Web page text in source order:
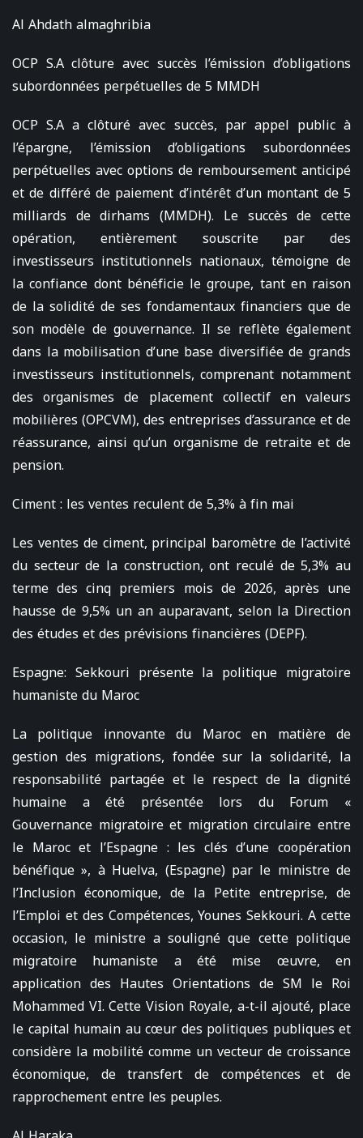
Al Ahdath almaghribia
OCP S.A clôture avec succès l’émission d’obligations
subordonnées perpétuelles de 5 MMDH
OCP S.A a clôturé avec succès, par appel public à
l’épargne, l’émission d’obligations subordonnées
perpétuelles avec options de remboursement anticipé
et de différé de paiement d’intérêt d’un montant de 5
milliards de dirhams (MMDH). Le succès de cette
opération, entièrement souscrite par des
investisseurs institutionnels nationaux, témoigne de
la confiance dont bénéficie le groupe, tant en raison
de la solidité de ses fondamentaux financiers que de
son modèle de gouvernance. Il se reflète également
dans la mobilisation d’une base diversifiée de grands
investisseurs institutionnels, comprenant notamment
des organismes de placement collectif en valeurs
mobilières (OPCVM), des entreprises d’assurance et de
réassurance, ainsi qu’un organisme de retraite et de
pension.
Ciment : les ventes reculent de 5,3% à fin mai
Les ventes de ciment, principal baromètre de l’activité
du secteur de la construction, ont reculé de 5,3% au
terme des cinq premiers mois de 2026, après une
hausse de 9,5% un an auparavant, selon la Direction
des études et des prévisions financières (DEPF).
Espagne: Sekkouri présente la politique migratoire
humaniste du Maroc
La politique innovante du Maroc en matière de
gestion des migrations, fondée sur la solidarité, la
responsabilité partagée et le respect de la dignité
humaine a été présentée lors du Forum «
Gouvernance migratoire et migration circulaire entre
le Maroc et l’Espagne : les clés d’une coopération
bénéfique », à Huelva, (Espagne) par le ministre de
l’Inclusion économique, de la Petite entreprise, de
l’Emploi et des Compétences, Younes Sekkouri. A cette
occasion, le ministre a souligné que cette politique
migratoire humaniste a été mise œuvre, en
application des Hautes Orientations de SM le Roi
Mohammed VI. Cette Vision Royale, a-t-il ajouté, place
le capital humain au cœur des politiques publiques et
considère la mobilité comme un vecteur de croissance
économique, de transfert de compétences et de
rapprochement entre les peuples.